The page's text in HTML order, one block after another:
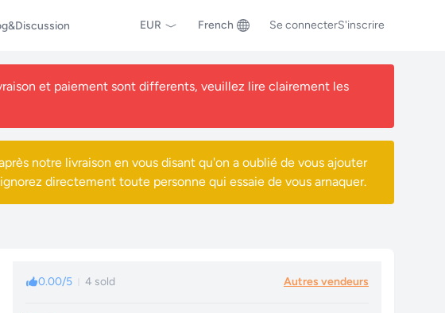
EUR French Se connecterS'inscrire
et paiement sont differents, veuillez lire clairement les
notre livraison en vous disant qu'on a oublié de vous ajouter
directement toute personne qui essaie de vous arnaquer.
0.00/5 4 sold Autres vendeurs